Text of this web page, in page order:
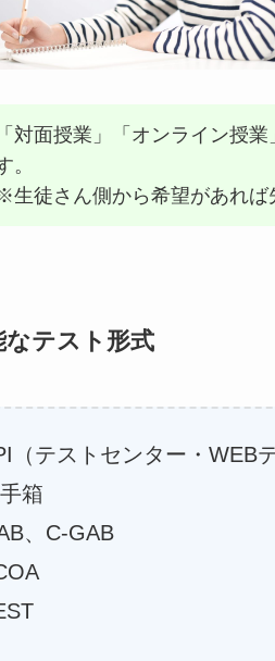
「対面授業」「オンライン授
。
生徒さん側から希望があれば
なテスト形式
（テストセンター・WEB
箱
、C-GAB